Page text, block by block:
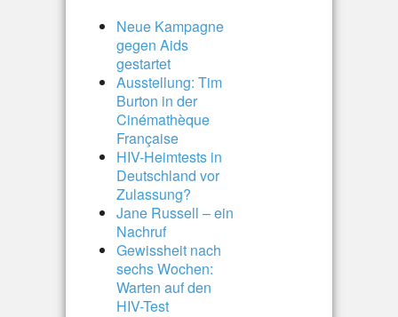
Neue Kampagne
gegen Aids
gestartet
Ausstellung: Tim
Burton in der
Cinémathèque
Française
HIV-Heimtests in
Deutschland vor
Zulassung?
Jane Russell – ein
Nachruf
Gewissheit nach
sechs Wochen:
Warten auf den
HIV-Test